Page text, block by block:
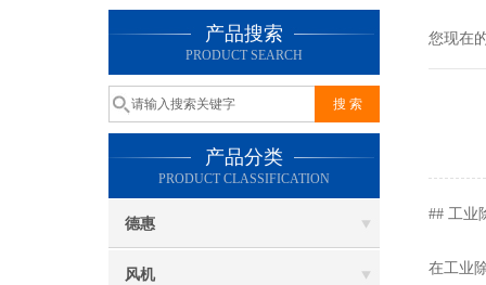
产品搜索
PRODUCT SEARCH
产品分类
PRODUCT CLASSIFICATION
德惠
风机
您现在
## 工业
在工业